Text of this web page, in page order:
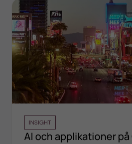
INSIGHT
AI och applikationer